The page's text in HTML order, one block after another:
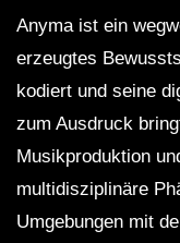
Anyma ist ein
erzeugtes
kodiert und seine
zum Ausdruck
Musikproduktion
multidisziplinäre
Umgebungen mit